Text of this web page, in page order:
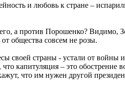
и любовь к стране –
а против Порошенко? Видимо,
общества совсем не розы.
своей страны - устали от войны
капитуляция – это обострение
что им нужен другой